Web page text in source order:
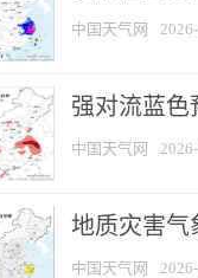
中国天气网
强对流蓝色
中国天气网
地质灾害气
中国天气网